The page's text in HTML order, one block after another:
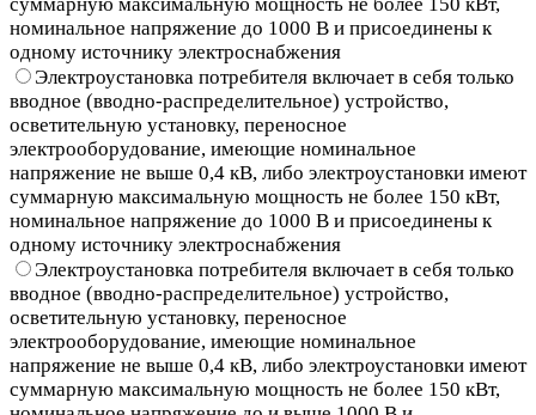
номинальное напряжение до 1000 В и присоединены к
одному источнику электроснабжения
Электроустановка потребителя включает в себя только
вводное (вводно-распределительное) устройство,
осветительную установку, переносное
электрооборудование, имеющие номинальное
напряжение не выше 0,4 кВ, либо электроустановки имеют
суммарную максимальную мощность не более 150 кВт,
номинальное напряжение до 1000 В и присоединены к
одному источнику электроснабжения
Электроустановка потребителя включает в себя только
вводное (вводно-распределительное) устройство,
осветительную установку, переносное
электрооборудование, имеющие номинальное
напряжение не выше 0,4 кВ, либо электроустановки имеют
суммарную максимальную мощность не более 150 кВт,